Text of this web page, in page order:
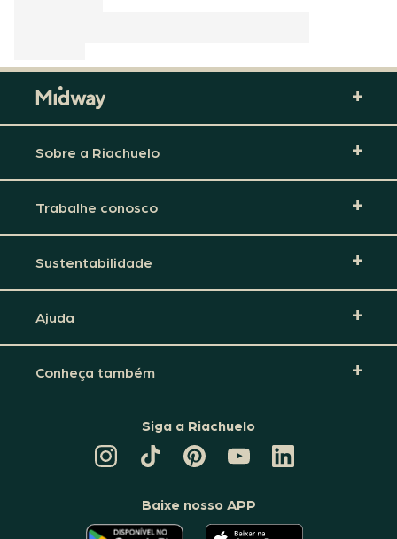
Sobre a Riachuelo
Trabalhe conosco
Sustentabilidade
Ajuda
Conheça também
Siga a Riachuelo
TIKTOK
DA
PINTEREST
DA
CANAL
DA
RIACHUELO
LINKEDIN
DA
Baixe nosso APP
O O